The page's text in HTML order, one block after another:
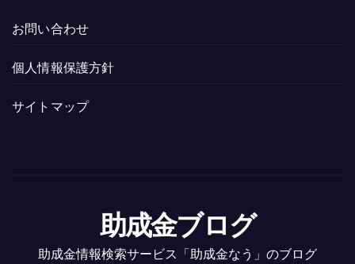
お問い合わせ
個人情報保護方針
サイトマップ
助成金ブログ
助成金情報検索サービス「助成金なう」のブログ